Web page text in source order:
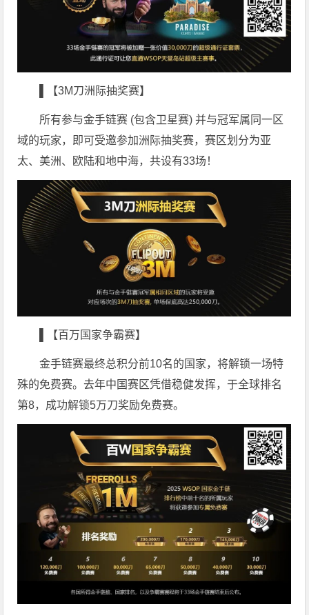
▌【3M刀洲际抽奖赛】
所有参与金手链赛 (包含卫星赛) 并与冠军属同一区
域的玩家，即可受邀参加洲际抽奖赛，赛区划分为亚
太、美洲、欧陆和地中海，共设有33场！
▌【百万国家争霸赛】
金手链赛最终总积分前10名的国家，将解锁一场特
殊的免费赛。去年中国赛区凭借稳健发挥，于全球排名
第8，成功解锁5万刀奖励免费赛。